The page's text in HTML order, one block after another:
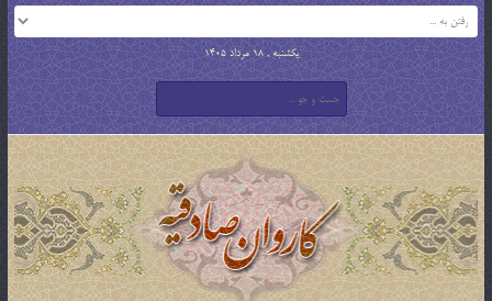
یکشنبه , 18 مرداد 1405